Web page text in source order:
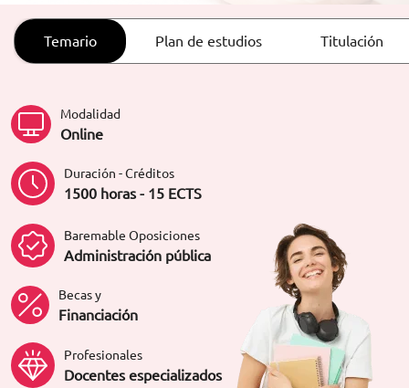
Temario Plan de estudios Titulación
Modalidad
Online
Duración - Créditos
1500 horas - 15 ECTS
Baremable Oposiciones
Administración pública
Becas y
Financiación
Profesionales
Docentes especializados